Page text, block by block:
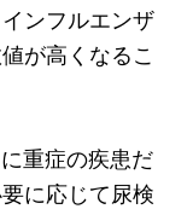
ンフルエンザ
が高くなるこ
重症の疾患だ
に応じて尿検